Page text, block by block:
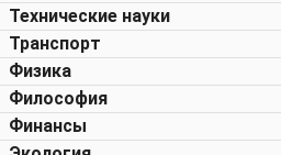
Технические науки
Транспорт
Физика
Философия
Финансы